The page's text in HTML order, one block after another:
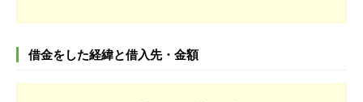
借金をした経緯と借入先・金額